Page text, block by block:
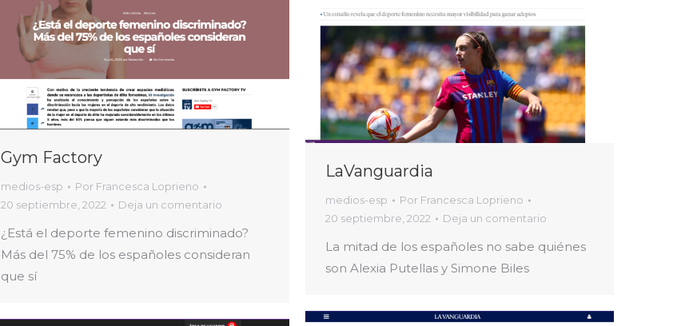
Gym Factory
medios-esp Por Francesca Loprieno
20 septiembre, 2022
Deja un comentario
¿Está el deporte femenino discriminado?
Más del 75% de los españoles consideran
que sí
LaVanguardia
medios-esp Por Francesca Loprieno
20 septiembre, 2022
Deja un comentario
La mitad de los españoles no sabe quiénes
son Alexia Putellas y Simone Biles